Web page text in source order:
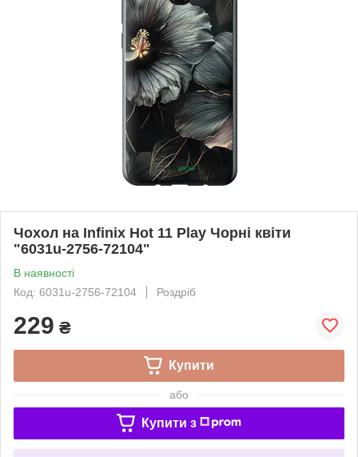
Чохол на Infinix Hot 11 Play Чорні квіти
"6031u-2756-72104"
В наявності
Код: 6031u-2756-72104
Роздріб
229 ₴
Купити
або
Купити з